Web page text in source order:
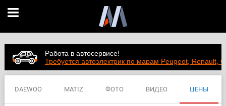
Работа в автосервисе!
Требуется автоэлектрик по марам Peugeot, Renault,
DAEWOO MATIZ ФОТО ВИДЕО ЦЕНЫ